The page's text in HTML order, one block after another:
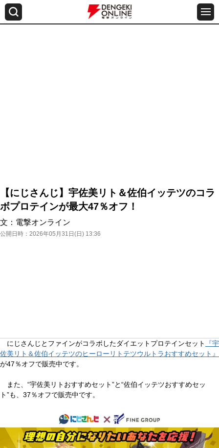
【にじさんじ】宇佐美リト＆佐伯イッテツのコラ
ボプロテインが最大47％オフ！
文： 電撃オンライン
公開日時： 2026年05月31日(日) 13:36
にじさんじとファインがコラボしたダイエットプロテインセット
『宇
佐美リト＆佐伯イッテツのヒーローリトテツウルトラおすすめセット』
が47％オフで販売中です。
また、“宇佐美リトおすすめセット”と“佐伯イッテツおすすめセッ
ト”も、37％オフで販売中です。